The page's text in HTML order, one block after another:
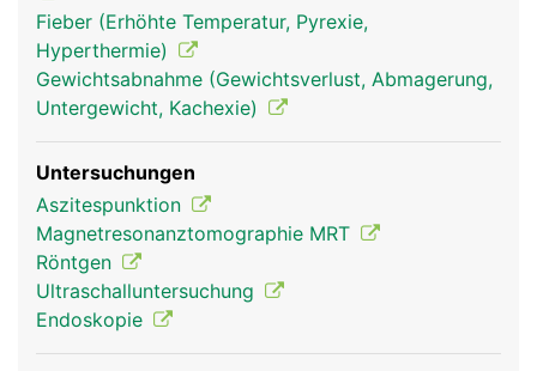
Fieber (Erhöhte Temperatur, Pyrexie,
Hyperthermie)
Gewichtsabnahme (Gewichtsverlust, Abmagerung,
Untergewicht, Kachexie)
Untersuchungen
Aszitespunktion
Magnetresonanztomographie MRT
Röntgen
Ultraschalluntersuchung
Endoskopie